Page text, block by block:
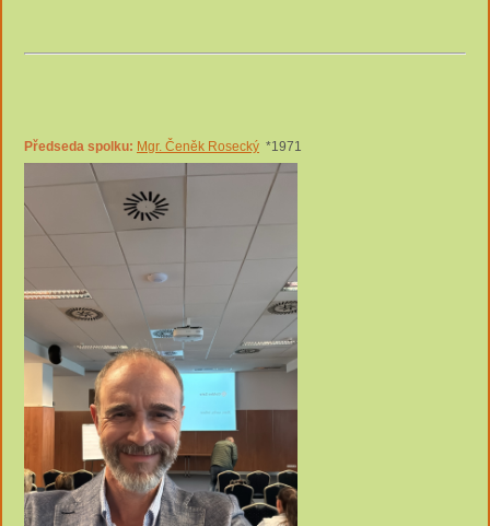
Předseda spolku: Mgr. Čeněk Rosecký *1971